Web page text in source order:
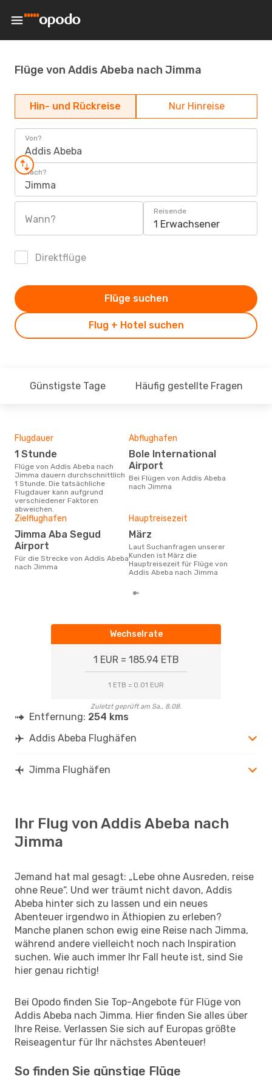
Flüge von Addis Abeba nach Jimma
Hin- und Rückreise Nur Hinreise
Von?
Addis Abeba
Nach?
Jimma
Wann?
Reisende
1 Erwachsener
Direktflüge
Flug + Hotel suchen
Flüge suchen
Günstigste Tage Häufig gestellte Fragen
Flugdauer
1 Stunde
Flüge von Addis Abeba nach
Jimma dauern durchschnittlich
1 Stunde. Die tatsächliche
Flugdauer kann aufgrund
verschiedener Faktoren
abweichen.
Abflughafen
Bole International
Airport
Bei Flügen von Addis Abeba
nach Jimma
Zielflughafen
Jimma Aba Segud
Airport
Für die Strecke von Addis Abeba
nach Jimma
Hauptreisezeit
März
Laut Suchanfragen unserer
Kunden ist März die
Hauptreisezeit für Flüge von
Addis Abeba nach Jimma
Wechselrate
1 EUR = 185.94 ETB
1 ETB = 0.01 EUR
Zuletzt geprüft am Sa., 8.08.
Entfernung: 254 kms
Addis Abeba Flughäfen
Jimma Flughäfen
Ihr Flug von Addis Abeba nach
Jimma
Jemand hat mal gesagt: „Lebe ohne Ausreden, reise
ohne Reue“. Und wer träumt nicht davon, Addis
Abeba hinter sich zu lassen und ein neues
Abenteuer irgendwo in Äthiopien zu erleben?
Manche planen schon ewig eine Reise nach Jimma,
während andere vielleicht noch nach Inspiration
suchen. Wie auch immer Ihr Fall heute ist, sind Sie
hier genau richtig!
Bei Opodo finden Sie Top-Angebote für Flüge von
Addis Abeba nach Jimma. Hier finden Sie alles über
Ihre Reise. Verlassen Sie sich auf Europas größte
Reiseagentur für Ihr nächstes Abenteuer!
So finden Sie günstige Flüge